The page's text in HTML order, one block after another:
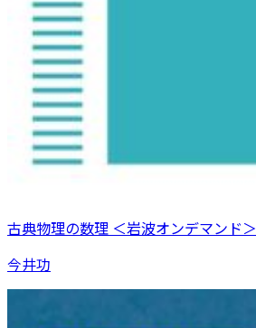
古典物理の数理 ＜岩波オンデマンド＞
今井功